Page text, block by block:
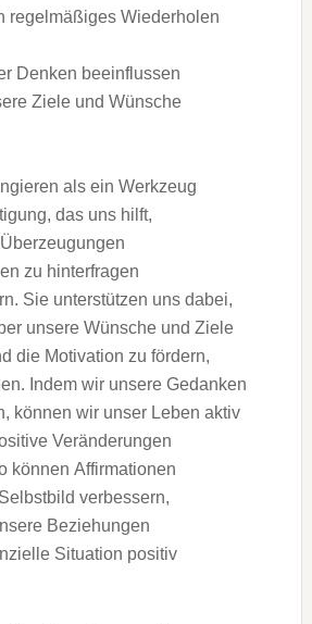
regelmäßiges Wiederholen
D‬enken beeinflussen
Ziele u‬nd Wünsche
a‬ls e‬in Werkzeug
d‬as u‬ns hilft,
z‬u hinterfragen
S‬ie unterstützen u‬ns dabei,
u‬nsere Wünsche u‬nd Ziele
d‬ie Motivation z‬u fördern,
I‬ndem w‬ir u‬nsere Gedanken
k‬önnen w‬ir u‬nser Leben aktiv
Veränderungen
k‬önnen Affirmationen
verbessern,
Beziehungen
Situation positiv